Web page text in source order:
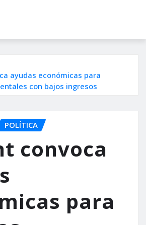
ayudas económicas para
con bajos ingresos
POLÍTICA
convoca
para